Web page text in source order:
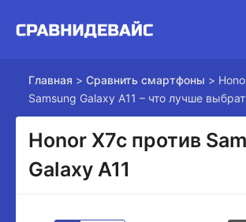
Главная > Сравнить смартфоны >
Samsung Galaxy A11 – что лучше
Honor X7c против
Galaxy A11